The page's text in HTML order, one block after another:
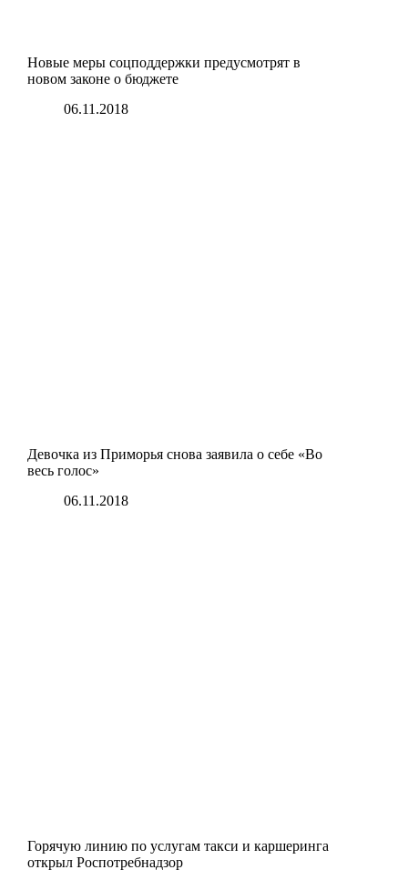
Новые меры соцподдержки предусмотрят в
новом законе о бюджете
06.11.2018
Девочка из Приморья снова заявила о себе «Во
весь голос»
06.11.2018
Горячую линию по услугам такси и каршеринга
открыл Роспотребнадзор